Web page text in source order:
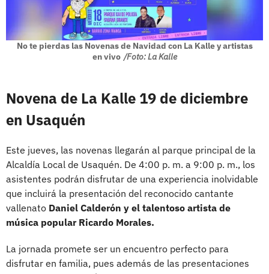
No te pierdas las Novenas de Navidad con La Kalle y artistas
en vivo /Foto: La Kalle
Novena de La Kalle 19 de diciembre
en Usaquén
Este jueves, las novenas llegarán al parque principal de la
Alcaldía Local de Usaquén. De 4:00 p. m. a 9:00 p. m., los
asistentes podrán disfrutar de una experiencia inolvidable
que incluirá la presentación del reconocido cantante
vallenato Daniel Calderón y el talentoso artista de
música popular Ricardo Morales.
La jornada promete ser un encuentro perfecto para
disfrutar en familia, pues además de las presentaciones